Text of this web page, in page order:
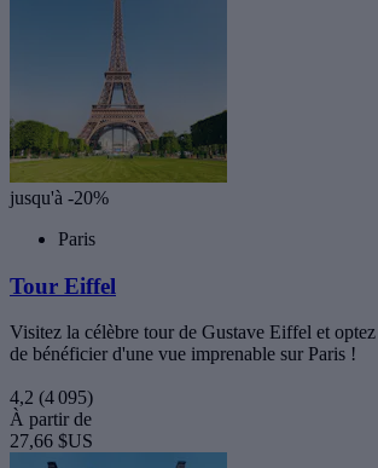
jusqu'à -20%
Paris
Tour Eiffel
Visitez la célèbre tour de Gustave Eiffel et
de bénéficier d'une vue imprenable sur Paris !
4,2 (4 095)
À partir de
27,66 $US